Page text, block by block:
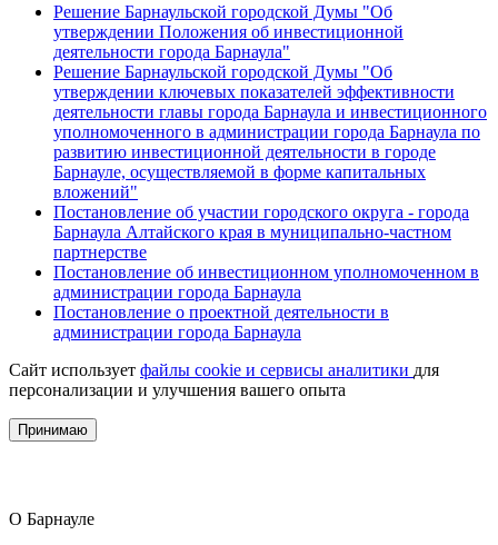
Решение Барнаульской городской Думы "Об
утверждении Положения об инвестиционной
деятельности города Барнаула"
Решение Барнаульской городской Думы "Об
утверждении ключевых показателей эффективности
деятельности главы города Барнаула и инвестиционного
уполномоченного в администрации города Барнаула по
развитию инвестиционной деятельности в городе
Барнауле, осуществляемой в форме капитальных
вложений"
Постановление об участии городского округа - города
Барнаула Алтайского края в муниципально-частном
партнерстве
Постановление об инвестиционном уполномоченном в
администрации города Барнаула
Постановление о проектной деятельности в
администрации города Барнаула
Сайт использует файлы cookie и сервисы аналитики для
персонализации и улучшения вашего опыта
Принимаю
О Барнауле